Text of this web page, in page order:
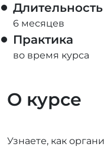
Длительность
6 месяцев
Практика
во время курса
О курсе
Узнаете, как